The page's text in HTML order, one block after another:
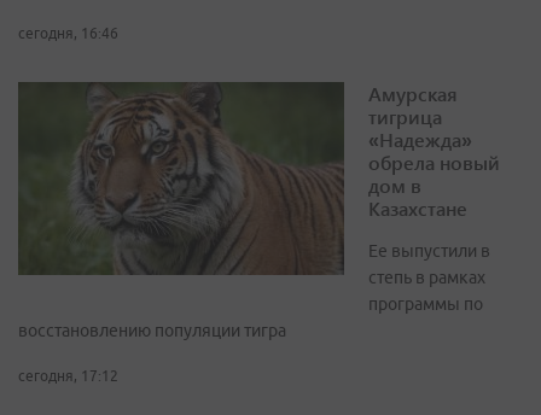
сегодня, 16:46
Амурская
тигрица
«Надежда»
обрела новый
дом в
Казахстане
Ее выпустили в
степь в рамках
программы по
восстановлению популяции тигра
сегодня, 17:12